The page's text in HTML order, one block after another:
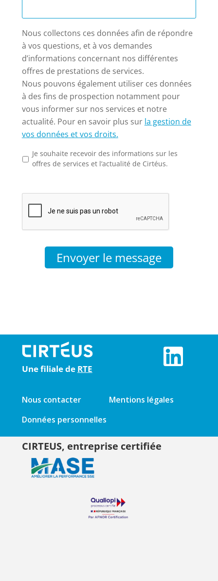
Nous collectons ces données afin de répondre
à vos questions, et à vos demandes
d’informations concernant nos différentes
offres de prestations de services.
Nous pouvons également utiliser ces données
à des fins de prospection notamment pour
vous informer sur nos services et notre
actualité. Pour en savoir plus sur la gestion de
vos données et vos droits.
Je souhaite recevoir des informations sur les
offres de services et l’actualité de Cirtéus.
Envoyer le message
Une filiale de RTE
Nous contacter
Mentions légales
Données personnelles
CIRTEUS, entreprise certifiée